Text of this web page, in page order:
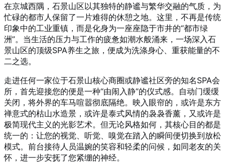
在京城西隅，石景山区以其独特的静谧与繁华交融的气质，为
忙碌的都市人保留了一片难得的休憩之地。这里，不再是传统
印象中的工业重镇，而是化身为一座座隐于市井的“都市绿
洲”。当生活的压力与工作的疲惫如潮水般涌来，一场深入石
景山区的顶级SPA养生之旅，便成为洗涤身心、重获能量的不
二之选。
走进任何一家位于石景山核心商圈或静谧社区旁的知名SPA会
所，首先迎接您的便是一种“由闹入静”的仪式感。自动门缓缓
关闭，将外界的车马喧嚣彻底隔绝。映入眼帘的，或许是东方
禅意式的枯山水造景，或许是泰式风情的袅袅香薰，又或许是
极简现代主义的光影艺术。但无论风格如何，其核心目的都是
统一的：让您的视觉、听觉、嗅觉在踏入的瞬间便切换到放松
模式。前台接待人员温婉的笑容和轻柔的问候，如同老友的关
怀，进一步安抚了您紧绷的神经。